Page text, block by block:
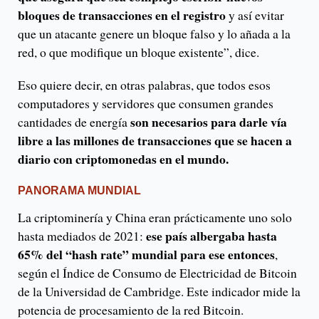
bloques de transacciones en el registroy así evitar
que un atacante genere un bloque falso y lo añada a la
red, o que modifique un bloque existente”, dice.
Eso quiere decir, en otras palabras, que todos esos
computadores y servidores que consumen grandes
cantidades de energíason necesarios para darle vía
libre a las millones de transaccionesque se hacen a
diario con criptomonedas en el mundo.
PANORAMA MUNDIAL
La criptominería y China eran prácticamente uno solo
hasta mediados de 2021: ese país albergaba hasta
65% del “hash rate” mundial para ese entonces,
según el Índice de Consumo de Electricidad de Bitcoin
de la Universidad de Cambridge. Este indicador mide la
potencia de procesamiento de la red Bitcoin.